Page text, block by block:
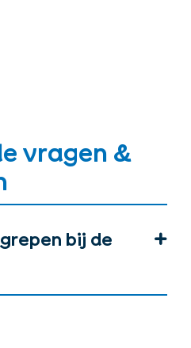
vragen &
bij de